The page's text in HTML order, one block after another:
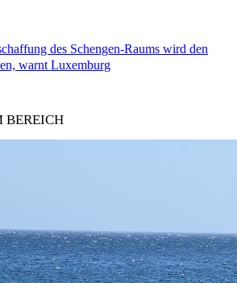
des Schengen-Raums wird den
warnt Luxemburg
BEREICH